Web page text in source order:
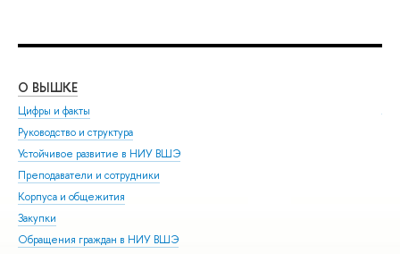
О ВЫШКЕ
Цифры и факты
Руководство и структура
Устойчивое развитие в НИУ ВШЭ
Преподаватели и сотрудники
Корпуса и общежития
Закупки
Обращения граждан в НИУ ВШЭ